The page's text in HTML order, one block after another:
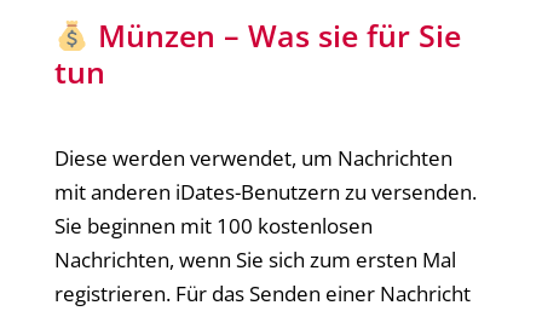
Münzen – Was sie für Sie
tun
Diese werden verwendet, um Nachrichten
mit anderen iDates-Benutzern zu versenden.
Sie beginnen mit 100 kostenlosen
Nachrichten, wenn Sie sich zum ersten Mal
registrieren. Für das Senden einer Nachricht